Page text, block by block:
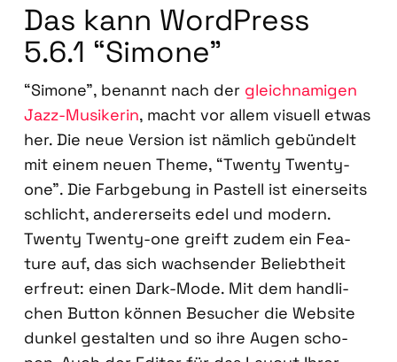
Das kann Word­Press
5.6.1 “Simo­ne”
“Simo­ne”, benannt nach der gleich­na­mi­gen
Jazz-Musi­ke­rin, macht vor allem visu­ell etwas
her. Die neue Ver­si­on ist näm­lich gebün­delt
mit einem neu­en The­me, “Twen­ty Twen­ty-
one”. Die Farb­ge­bung in Pas­tell ist einer­seits
schlicht, ande­rer­seits edel und modern.
Twen­ty Twen­ty-one greift zudem ein Fea­
ture auf, das sich wach­sen­der Beliebt­heit
erfreut: einen Dark-Mode. Mit dem hand­li­
chen But­ton kön­nen Besu­cher die Web­site
dun­kel gestal­ten und so ihre Augen scho­